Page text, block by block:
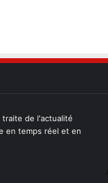
de l'actualité
en temps réel et en